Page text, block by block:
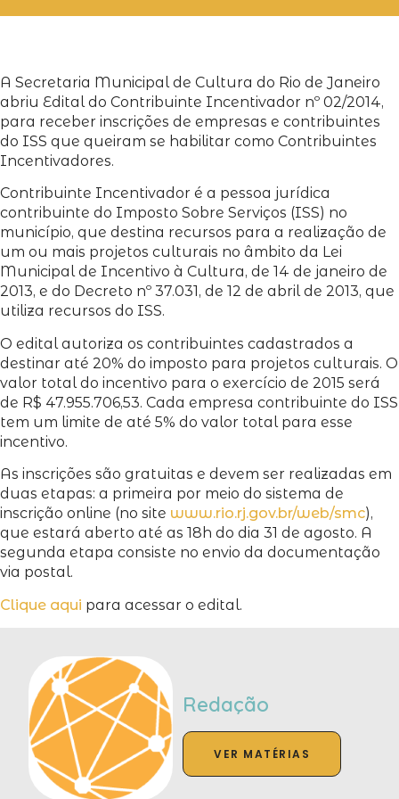
A Secretaria Municipal de Cultura do Rio de Janeiro
abriu Edital do Contribuinte Incentivador nº 02/2014,
para receber inscrições de empresas e contribuintes
do ISS que queiram se habilitar como Contribuintes
Incentivadores.
Contribuinte Incentivador é a pessoa jurídica
contribuinte do Imposto Sobre Serviços (ISS) no
município, que destina recursos para a realização de
um ou mais projetos culturais no âmbito da Lei
Municipal de Incentivo à Cultura, de 14 de janeiro de
2013, e do Decreto nº 37.031, de 12 de abril de 2013, que
utiliza recursos do ISS.
O edital autoriza os contribuintes cadastrados a
destinar até 20% do imposto para projetos culturais. O
valor total do incentivo para o exercício de 2015 será
de R$ 47.955.706,53. Cada empresa contribuinte do ISS
tem um limite de até 5% do valor total para esse
incentivo.
As inscrições são gratuitas e devem ser realizadas em
duas etapas: a primeira por meio do sistema de
inscrição online (no site www.rio.rj.gov.br/web/smc),
que estará aberto até as 18h do dia 31 de agosto. A
segunda etapa consiste no envio da documentação
via postal.
Clique aqui para acessar o edital.
Redação
VER MATÉRIAS